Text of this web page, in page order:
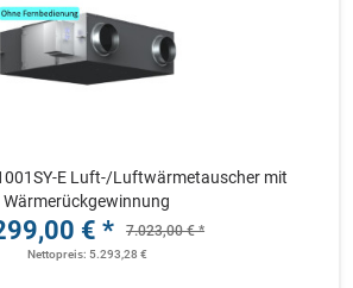
E Luft-/Luftwärmetauscher mit
Wärmerückgewinnung
€ * 7.023,00 € *
Nettopreis: 5.293,28 €